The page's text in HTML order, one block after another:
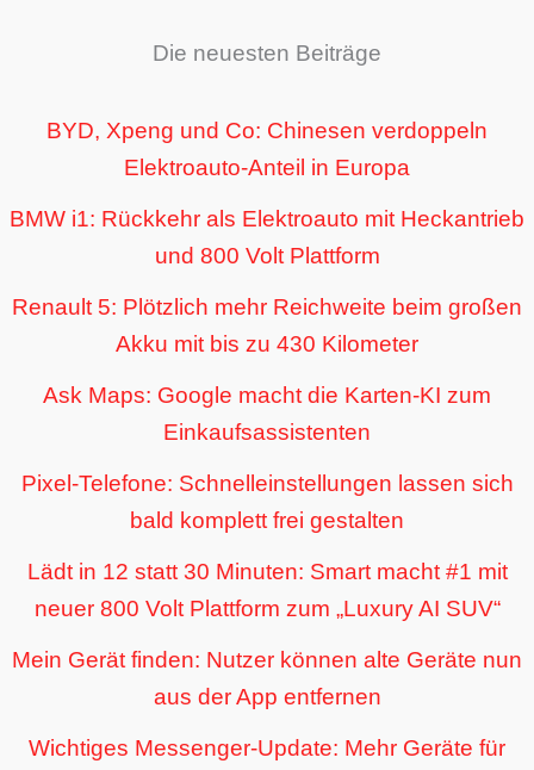
Die neuesten Beiträge
BYD, Xpeng und Co: Chinesen verdoppeln
Elektroauto-Anteil in Europa
BMW i1: Rückkehr als Elektroauto mit Heckantrieb
und 800 Volt Plattform
Renault 5: Plötzlich mehr Reichweite beim großen
Akku mit bis zu 430 Kilometer
Ask Maps: Google macht die Karten-KI zum
Einkaufsassistenten
Pixel-Telefone: Schnelleinstellungen lassen sich
bald komplett frei gestalten
Lädt in 12 statt 30 Minuten: Smart macht #1 mit
neuer 800 Volt Plattform zum „Luxury AI SUV“
Mein Gerät finden: Nutzer können alte Geräte nun
aus der App entfernen
Wichtiges Messenger-Update: Mehr Geräte für